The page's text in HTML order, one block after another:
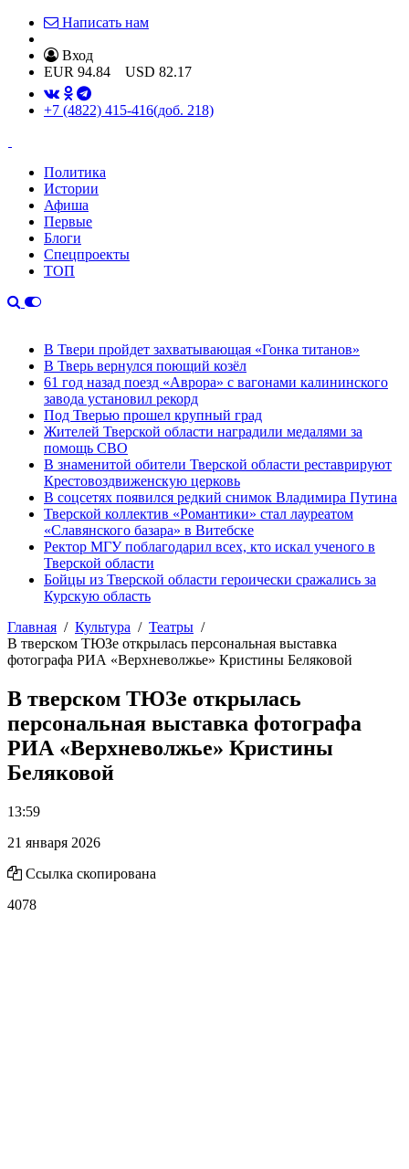
Написать нам
Вход
EUR 94.84 USD 82.17
+7 (4822) 415-416(доб. 218)
Политика
Истории
Афиша
Первые
Блоги
Спецпроекты
ТОП
В Твери пройдет захватывающая «Гонка титанов»
В Тверь вернулся поющий козёл
61 год назад поезд «Аврора» с вагонами калининского
завода установил рекорд
Под Тверью прошел крупный град
Жителей Тверской области наградили медалями за
помощь СВО
В знаменитой обители Тверской области реставрируют
Крестовоздвиженскую церковь
В соцсетях появился редкий снимок Владимира Путина
Тверской коллектив «Романтики» стал лауреатом
«Славянского базара» в Витебске
Ректор МГУ поблагодарил всех, кто искал ученого в
Тверской области
Бойцы из Тверской области героически сражались за
Курскую область
Главная
Культура
Театры
В тверском ТЮЗе открылась персональная выставка
фотографа РИА «Верхневолжье» Кристины Беляковой
В тверском ТЮЗе открылась
персональная выставка фотографа
РИА «Верхневолжье» Кристины
Беляковой
13:59
21 января 2026
Ссылка скопирована
4078